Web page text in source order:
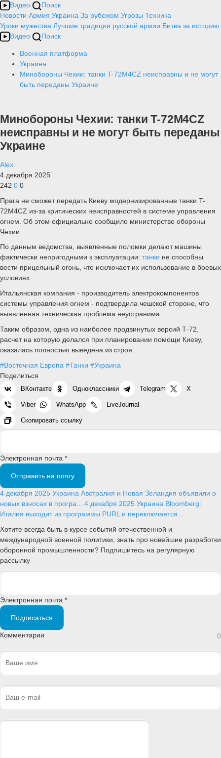
Видео
Поиск
Новости Армия Украина За рубежом Угрозы Техника
Уроки мужества Лучшие традиции русской армии Битва за историю
Видео
Поиск
Военная платформа
Украина
Минобороны Чехии: танки T-72M4CZ неисправны и не могут
быть переданы Украине
Минобороны Чехии: танки T-72M4CZ
неисправны и не могут быть переданы
Украине
Alex
4 декабря 2025
242 0 0
Прага не сможет передать Киеву модернизированные танки T-
72M4CZ из-за критических неисправностей в системе управления
огнем. Об этом официально сообщило министерство обороны
Чехии.
По данным ведомства, выявленные поломки делают машины
фактически непригодными к эксплуатации: танки не способны
вести прицельный огонь, что исключает их использование в боевых
условиях.
Итальянская компания - производитель электрокомпонентов
системы управления огнем - подтвердила чешской стороне, что
выявленная техническая проблема неустранима.
Таким образом, одна из наиболее продвинутых версий Т-72,
расчет на которую делался при планировании помощи Киеву,
оказалась полностью выведена из строя.
#Восточная Европа #Танки #Украина
Поделиться
ВКонтакте Одноклассники Telegram X
Viber WhatsApp LiveJournal
Скопировать ссылку
Электронная почта *
Отправить на почту
4 декабря 2025 Украина Австралия и Новая Зеландия объявили о
новых взносах в програ... 4 декабря 2025 Украина Bloomberg:
Италия выходит из программы PURL и переключается ...
Хотите всегда быть в курсе событий отечественной и
международной военной политики, знать про новейшие разработки
оборонной промышленности? Подпишитесь на регулярную
рассылку
Электронная почта *
Подписаться
Комментарии 0